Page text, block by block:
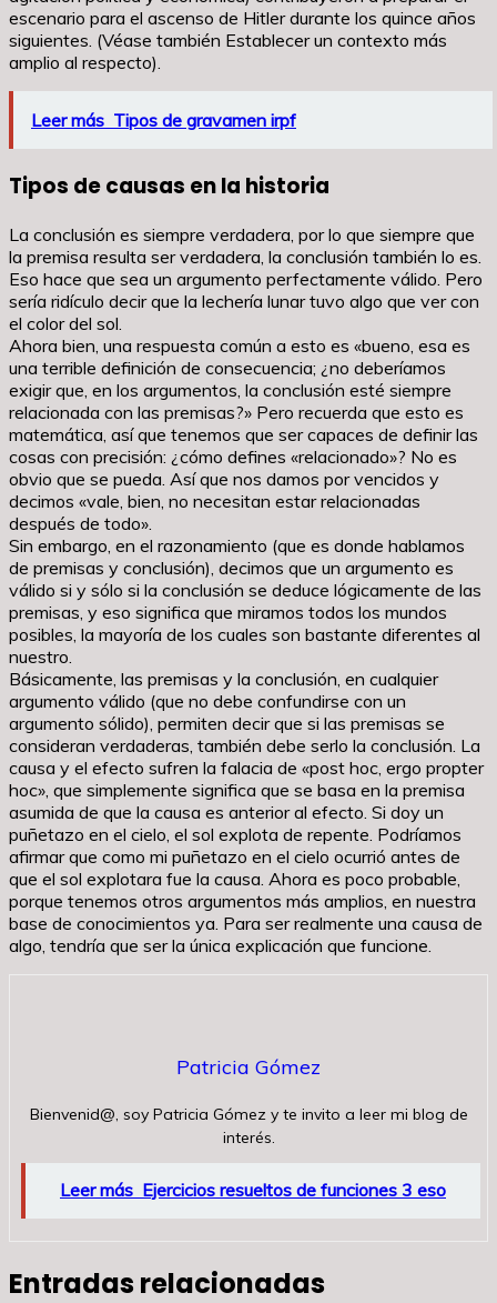
escenario para el ascenso de Hitler durante los quince años
siguientes. (Véase también Establecer un contexto más
amplio al respecto).
Leer más Tipos de gravamen irpf
Tipos de causas en la historia
La conclusión es siempre verdadera, por lo que siempre que
la premisa resulta ser verdadera, la conclusión también lo es.
Eso hace que sea un argumento perfectamente válido. Pero
sería ridículo decir que la lechería lunar tuvo algo que ver con
el color del sol.
Ahora bien, una respuesta común a esto es «bueno, esa es
una terrible definición de consecuencia; ¿no deberíamos
exigir que, en los argumentos, la conclusión esté siempre
relacionada con las premisas?» Pero recuerda que esto es
matemática, así que tenemos que ser capaces de definir las
cosas con precisión: ¿cómo defines «relacionado»? No es
obvio que se pueda. Así que nos damos por vencidos y
decimos «vale, bien, no necesitan estar relacionadas
después de todo».
Sin embargo, en el razonamiento (que es donde hablamos
de premisas y conclusión), decimos que un argumento es
válido si y sólo si la conclusión se deduce lógicamente de las
premisas, y eso significa que miramos todos los mundos
posibles, la mayoría de los cuales son bastante diferentes al
nuestro.
Básicamente, las premisas y la conclusión, en cualquier
argumento válido (que no debe confundirse con un
argumento sólido), permiten decir que si las premisas se
consideran verdaderas, también debe serlo la conclusión. La
causa y el efecto sufren la falacia de «post hoc, ergo propter
hoc», que simplemente significa que se basa en la premisa
asumida de que la causa es anterior al efecto. Si doy un
puñetazo en el cielo, el sol explota de repente. Podríamos
afirmar que como mi puñetazo en el cielo ocurrió antes de
que el sol explotara fue la causa. Ahora es poco probable,
porque tenemos otros argumentos más amplios, en nuestra
base de conocimientos ya. Para ser realmente una causa de
algo, tendría que ser la única explicación que funcione.
Patricia Gómez
Bienvenid@, soy Patricia Gómez y te invito a leer mi blog de
interés.
Leer más Ejercicios resueltos de funciones 3 eso
Entradas relacionadas